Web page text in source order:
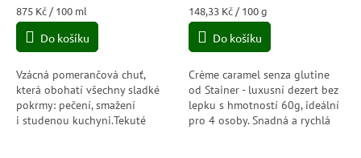
Měrná
cena:
875 Kč / 100 ml
Do košíku
Vzácná pomerančová chuť,
která obohatí všechny sladké
pokrmy: pečení, smažení
i studenou kuchyni.Tekuté
Měrná
cena:
148,33 Kč / 100 g
Do košíku
Crème caramel senza glutine
od Stainer - luxusní dezert bez
lepku s hmotností 60g, ideální
pro 4 osoby. Snadná a rychlá